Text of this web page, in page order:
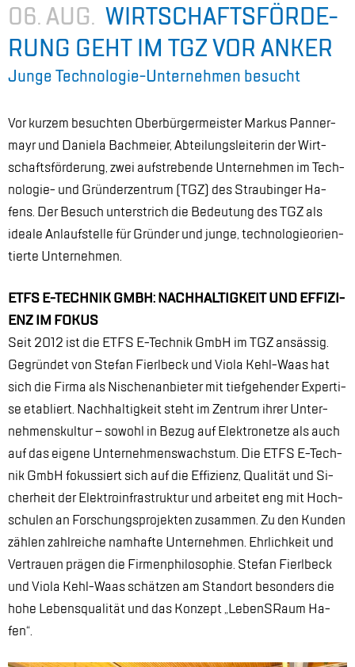
06. AUG. WIRT­SCHAFTS­FÖR­DE­
RUNG GEHT IM TGZ VOR AN­KER
Jun­ge Tech­no­lo­gie-Un­ter­neh­men be­sucht
Vor kur­zem be­such­ten Ober­bür­ger­meis­ter Mar­kus Pan­ner­
mayr und Da­nie­la Bach­mei­er, Ab­tei­lungs­lei­te­rin der Wirt­
schafts­för­de­rung, zwei auf­stre­ben­de Un­ter­neh­men im Tech­
no­lo­gie- und Grün­der­zen­trum (TGZ) des Strau­bin­ger Ha­
fens. Der Be­such un­ter­strich die Be­deu­tung des TGZ als
idea­le An­lauf­stel­le für Grün­der und jun­ge, tech­no­lo­gie­ori­en­
tier­te Un­ter­neh­men.
ETFS E-TECH­NIK GMBH: NACH­HAL­TIG­KEIT UND EF­FI­ZI­
ENZ IM FO­KUS
Seit 2012 ist die ETFS E-Tech­nik GmbH im TGZ an­säs­sig.
Ge­grün­det von Ste­fan Fierl­beck und Vio­la Kehl-Waas hat
sich die Fir­ma als Ni­schen­an­bie­ter mit tief­ge­hen­der Ex­per­ti­
se eta­bliert. Nach­hal­tig­keit steht im Zen­trum ih­rer Un­ter­
neh­mens­kul­tur – so­wohl in Be­zug auf Elek­tro­net­ze als auch
auf das ei­ge­ne Un­ter­neh­mens­wachs­tum. Die ETFS E-Tech­
nik GmbH fo­kus­siert sich auf die Ef­fi­zi­enz, Qua­li­tät und Si­
cher­heit der Elek­tro­in­fra­struk­tur und ar­bei­tet eng mit Hoch­
schu­len an For­schungs­pro­jek­ten zu­sam­men. Zu den Kun­den
zäh­len zahl­rei­che nam­haf­te Un­ter­neh­men. Ehr­lich­keit und
Ver­trau­en prä­gen die Fir­men­phi­lo­so­phie. Ste­fan Fierl­beck
und Vio­la Kehl-Waas schät­zen am Stand­ort be­son­ders die
hohe Le­bens­qua­li­tät und das Kon­zept „Le­benS­Raum Ha­
fen“.